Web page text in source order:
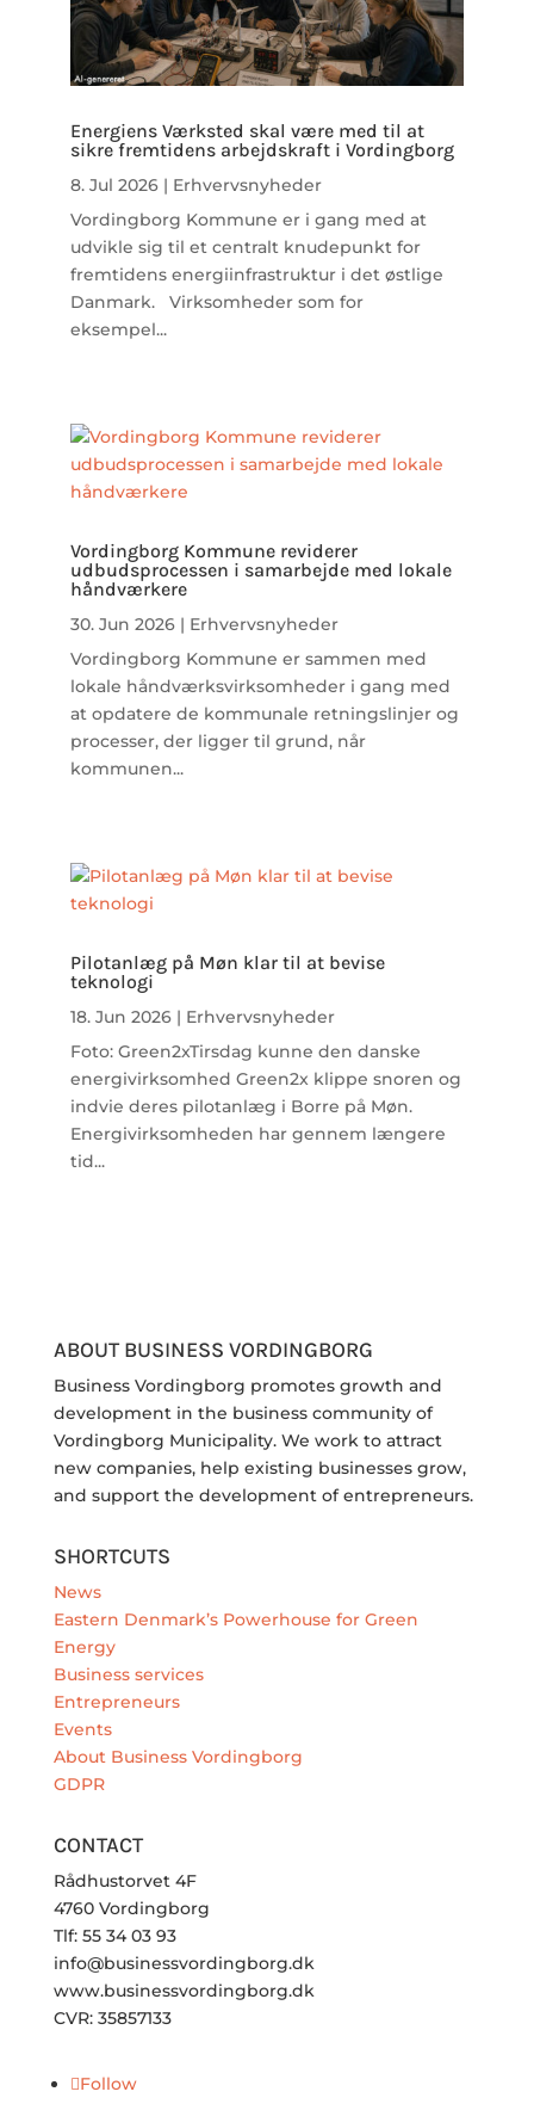
Energiens Værksted skal være med til at
sikre fremtidens arbejdskraft i Vordingborg
8. Jul 2026 | Erhvervsnyheder
Vordingborg Kommune er i gang med at
udvikle sig til et centralt knudepunkt for
fremtidens energiinfrastruktur i det østlige
Danmark. Virksomheder som for
eksempel...
Vordingborg Kommune reviderer
udbudsprocessen i samarbejde med lokale
håndværkere
30. Jun 2026 | Erhvervsnyheder
Vordingborg Kommune er sammen med
lokale håndværksvirksomheder i gang med
at opdatere de kommunale retningslinjer og
processer, der ligger til grund, når
kommunen...
Pilotanlæg på Møn klar til at bevise
teknologi
18. Jun 2026 | Erhvervsnyheder
Foto: Green2xTirsdag kunne den danske
energivirksomhed Green2x klippe snoren og
indvie deres pilotanlæg i Borre på Møn.
Energivirksomheden har gennem længere
tid...
ABOUT BUSINESS VORDINGBORG
Business Vordingborg promotes growth and
development in the business community of
Vordingborg Municipality. We work to attract
new companies, help existing businesses grow,
and support the development of entrepreneurs.
SHORTCUTS
News
Eastern Denmark’s Powerhouse for Green
Energy
Business services
Entrepreneurs
Events
About Business Vordingborg
GDPR
CONTACT
Rådhustorvet 4F
4760 Vordingborg
Tlf: 55 34 03 93
info@businessvordingborg.dk
www.businessvordingborg.dk
CVR: 35857133
Follow